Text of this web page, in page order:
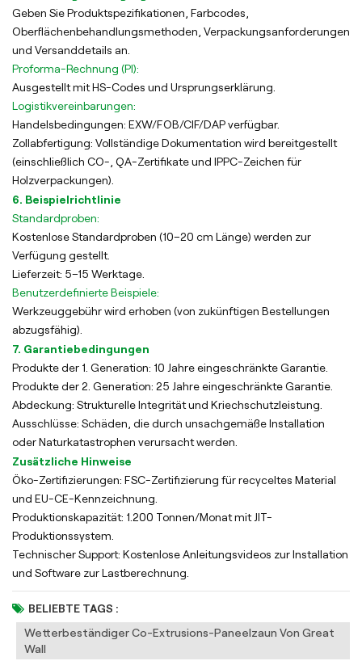
Geben Sie Produktspezifikationen, Farbcodes,
Oberflächenbehandlungsmethoden, Verpackungsanforderungen
und Versanddetails an.
Proforma-Rechnung (PI):
Ausgestellt mit HS-Codes und Ursprungserklärung.
Logistikvereinbarungen:
Handelsbedingungen: EXW/FOB/CIF/DAP verfügbar.
Zollabfertigung: Vollständige Dokumentation wird bereitgestellt
(einschließlich CO-, QA-Zertifikate und IPPC-Zeichen für
Holzverpackungen).
6. Beispielrichtlinie
Standardproben:
Kostenlose Standardproben (10–20 cm Länge) werden zur
Verfügung gestellt.
Lieferzeit: 5–15 Werktage.
Benutzerdefinierte Beispiele:
Werkzeuggebühr wird erhoben (von zukünftigen Bestellungen
abzugsfähig).
7. Garantiebedingungen
Produkte der 1. Generation: 10 Jahre eingeschränkte Garantie.
Produkte der 2. Generation: 25 Jahre eingeschränkte Garantie.
Abdeckung: Strukturelle Integrität und Kriechschutzleistung.
Ausschlüsse: Schäden, die durch unsachgemäße Installation
oder Naturkatastrophen verursacht werden.
Zusätzliche Hinweise
Öko-Zertifizierungen: FSC-Zertifizierung für recyceltes Material
und EU-CE-Kennzeichnung.
Produktionskapazität: 1.200 Tonnen/Monat mit JIT-
Produktionssystem.
Technischer Support: Kostenlose Anleitungsvideos zur Installation
und Software zur Lastberechnung.
BELIEBTE TAGS :
Wetterbeständiger Co-Extrusions-Paneelzaun Von Great
Wall